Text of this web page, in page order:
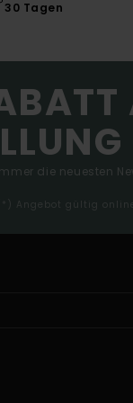
30 Tagen
die neuesten
(*) Angebot gültig